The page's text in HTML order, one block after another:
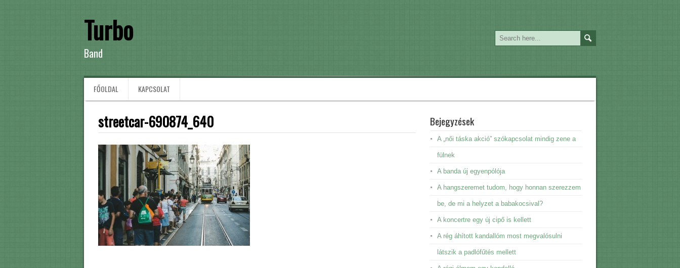
Turbo
Band
FŐOLDAL KAPCSOLAT
streetcar-690874_640 Bejegyzések
A „női táska akció” szókapcsolat mindig zene a
fülnek
A banda új egyenpólója
A hangszeremet tudom, hogy honnan szerezzem
be, de mi a helyzet a babakocsival?
A koncertre egy új cipő is kellett
A rég áhított kandallóm most megvalósulni
látszik a padlófűtés mellett